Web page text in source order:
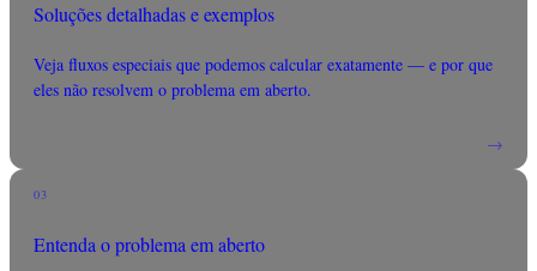
Soluções detalhadas e exemplos
Veja fluxos especiais que podemos calcular exatamente — e por que
eles não resolvem o problema em aberto.
→
03
Entenda o problema em aberto